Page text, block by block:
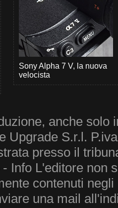
Sony Alpha 7 V, la nuova
velocista
anche solo
Upgrade S.r.l.
presso il
- Info L'editore non
contenuti
una mail